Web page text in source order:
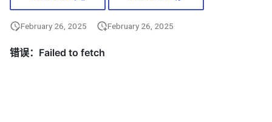
February 26, 2025 February 26, 2025